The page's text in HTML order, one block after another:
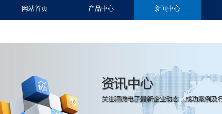
网站首页 产品中心 新闻中心